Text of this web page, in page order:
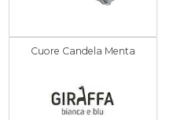
Cuore Candela Menta